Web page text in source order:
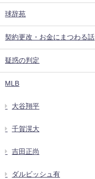
球辞苑
契約更改・お金にまつわる話
疑惑の判定
MLB
大谷翔平
千賀滉大
吉田正尚
ダルビッシュ有